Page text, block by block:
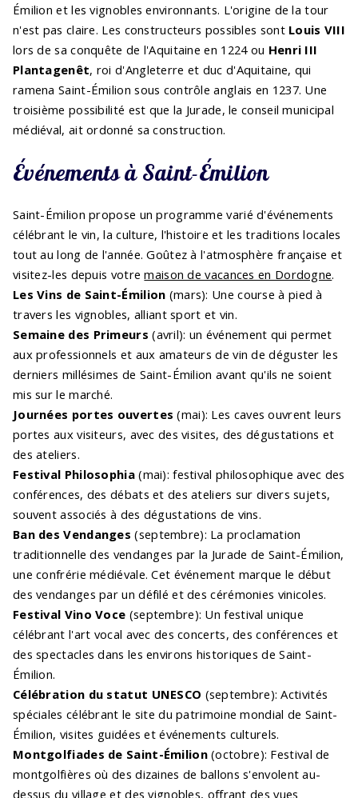
Émilion et les vignobles environnants. L'origine de la tour
n'est pas claire. Les constructeurs possibles sont Louis VIII
lors de sa conquête de l'Aquitaine en 1224 ou Henri III
Plantagenêt, roi d'Angleterre et duc d'Aquitaine, qui
ramena Saint-Émilion sous contrôle anglais en 1237. Une
troisième possibilité est que la Jurade, le conseil municipal
médiéval, ait ordonné sa construction.
Événements à Saint-Émilion
Saint-Émilion propose un programme varié d'événements
célébrant le vin, la culture, l'histoire et les traditions locales
tout au long de l'année. Goûtez à l'atmosphère française et
visitez-les depuis votremaison de vacances en Dordogne.
Les Vins de Saint-Émilion (mars): Une course à pied à
travers les vignobles, alliant sport et vin.
Semaine des Primeurs(avril): un événement qui permet
aux professionnels et aux amateurs de vin de déguster les
derniers millésimes de Saint-Émilion avant qu'ils ne soient
mis sur le marché.
Journées portes ouvertes (mai): Les caves ouvrent leurs
portes aux visiteurs, avec des visites, des dégustations et
des ateliers.
Festival Philosophia(mai): festival philosophique avec des
conférences, des débats et des ateliers sur divers sujets,
souvent associés à des dégustations de vins.
Ban des Vendanges (septembre): La proclamation
traditionnelle des vendanges par la Jurade de Saint-Émilion,
une confrérie médiévale. Cet événement marque le début
des vendanges par un défilé et des cérémonies vinicoles.
Festival Vino Voce (septembre): Un festival unique
célébrant l'art vocal avec des concerts, des conférences et
des spectacles dans les environs historiques de Saint-
Émilion.
Célébration du statut UNESCO (septembre): Activités
spéciales célébrant le site du patrimoine mondial de Saint-
Émilion, visites guidées et événements culturels.
Montgolfiades de Saint-Émilion(octobre): Festival de
montgolfières où des dizaines de ballons s'envolent au-
dessus du village et des vignobles, offrant des vues